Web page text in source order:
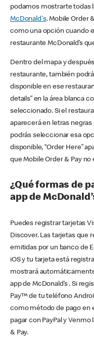
podamos mostrarte todas
McDonald's. Mobile Order
como una opción cuando
restaurante McDonald’s
Dentro del mapa y
restaurante, también
disponible en ese
details” en la área blanca
seleccionado. Si el
aparecerá en letras negras
podrás seleccionar esa
disponible, “Order Here”
que Mobile Order & Pay
¿Qué formas de
app de
Puedes registrar tarjetas
Discover. Las tarjetas que
emitidas por un banco de
iOS y tu tarjeta está
mostrará
app de McDonald’s . Si
Pay™ de tu teléfono
como método de pago en
pagar con PayPal y
& Pay.